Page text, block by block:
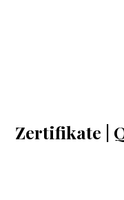
Zertifikate |